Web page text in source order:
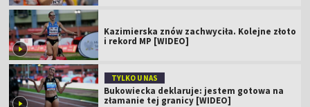
Kazimierska znów zachwyciła. Kolejne złoto
i rekord MP [WIDEO]
TYLKO U NAS
Bukowiecka deklaruje: jestem gotowa na
złamanie tej granicy [WIDEO]